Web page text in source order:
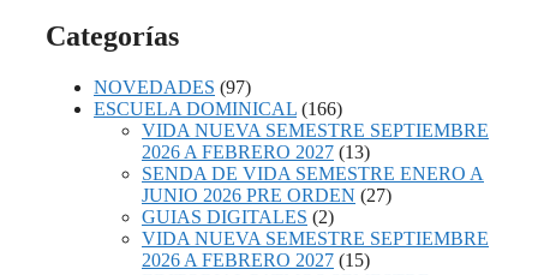
Categorías
NOVEDADES (97)
ESCUELA DOMINICAL (166)
VIDA NUEVA SEMESTRE SEPTIEMBRE
2026 A FEBRERO 2027 (13)
SENDA DE VIDA SEMESTRE ENERO A
JUNIO 2026 PRE ORDEN (27)
GUIAS DIGITALES (2)
VIDA NUEVA SEMESTRE SEPTIEMBRE
2026 A FEBRERO 2027 (15)